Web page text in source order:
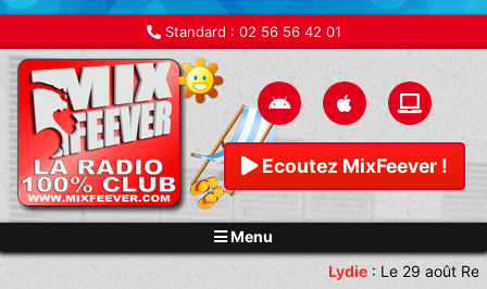
Standard : 02 56 56 42 01
Ecoutez MixFeever !
Menu
Lydie:Le 29 août